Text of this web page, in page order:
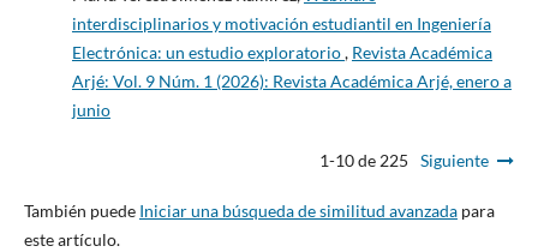
interdisciplinarios y motivación estudiantil en Ingeniería
Electrónica: un estudio exploratorio, Revista Académica
Arjé: Vol. 9 Núm. 1 (2026): Revista Académica Arjé, enero a
junio
1-10 de 225 Siguiente
También puede Iniciar una búsqueda de similitud avanzadapara
este artículo.